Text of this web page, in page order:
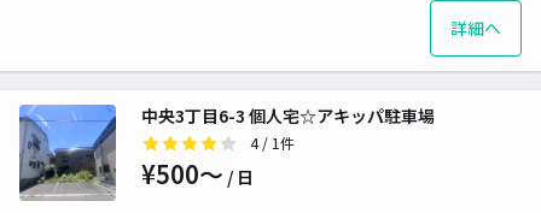
詳細へ
中央3丁目6-3 個人宅☆アキッパ駐車場
4/ 1件
¥500〜 / 日